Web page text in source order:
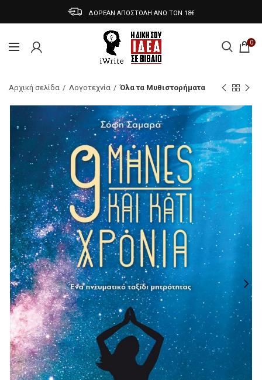
ΔΩΡΕΑΝ ΑΠΟΣΤΟΛΗ ΑΝΩ ΤΩΝ 18€
0
Αρχική σελίδα Λογοτεχνία Όλα τα Μυθιστορήματα